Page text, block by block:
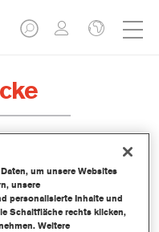
Industrie
3.50 LI
um unsere Websites
unsere
personalisierte Inhalte und
Schaltfläche rechts klicken,
Weitere